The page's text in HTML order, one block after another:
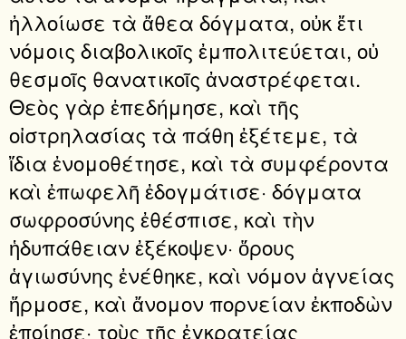
ἠλλοίωσε τὰ ἄθεα δόγματα, οὐκ ἔτι
νόμοις διαβολικοῖς ἐμπολιτεύεται, οὐ
θεσμοῖς θανατικοῖς ἀναστρέφεται.
Θεὸς γὰρ ἐπεδήμησε, καὶ τῆς
οἰστρηλασίας τὰ πάθη ἐξέτεμε, τὰ
ἴδια ἐνομοθέτησε, καὶ τὰ συμφέροντα
καὶ ἐπωφελῆ ἐδογμάτισε· δόγματα
σωφροσύνης ἐθέσπισε, καὶ τὴν
ἡδυπάθειαν ἐξέκοψεν· ὅρους
ἁγιωσύνης ἐνέθηκε, καὶ νόμον ἁγνείας
ἥρμοσε, καὶ ἄνομον πορνείαν ἐκποδὼν
ἐποίησε· τοὺς τῆς ἐγκρατείας